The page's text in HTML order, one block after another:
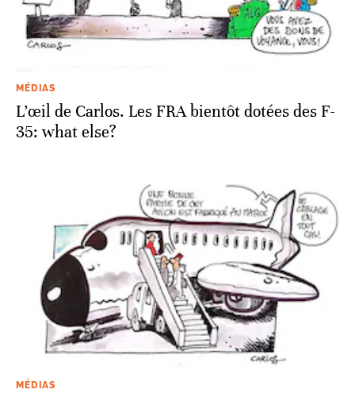
MÉDIAS
L’œil de Carlos. Les FRA bientôt dotées des F-
35: what else?
MÉDIAS